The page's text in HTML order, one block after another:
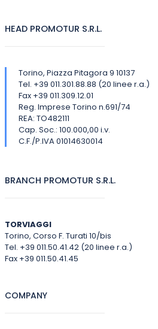
HEAD PROMOTUR S.R.L.
Torino, Piazza Pitagora 9 10137
Tel. +39 011.301.88.88 (20 linee r.a.)
Fax +39 011.309.12.01
Reg. Imprese Torino n.691/74
REA: TO482111
Cap. Soc.: 100.000,00 i.v.
C.F./P.IVA 01014630014
BRANCH PROMOTUR S.R.L.
TORVIAGGI
Torino, Corso F. Turati 10/bis
Tel. +39 011.50.41.42 (20 linee r.a.)
Fax +39 011.50.41.45
COMPANY